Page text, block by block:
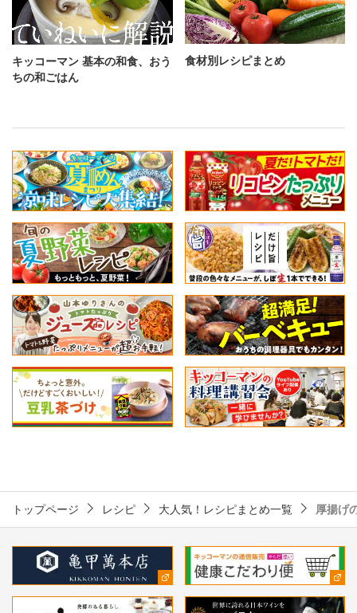
キッコーマン 基本の和食、おう
ちの和ごはん
食材別レシピまとめ
トップページ レシピ 大人気！レシピまとめ一覧 厚揚げ